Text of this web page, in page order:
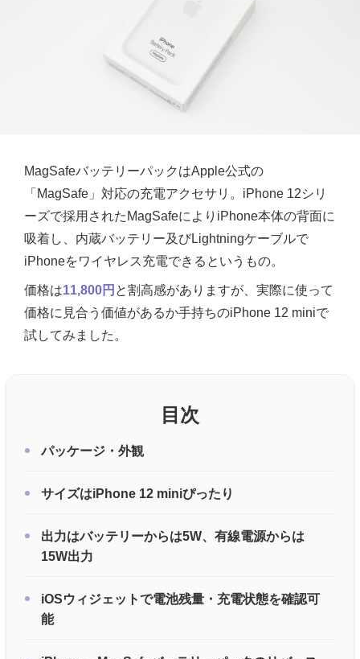
MagSafeバッテリーパックはApple公式の
「MagSafe」対応の充電アクセサリ。iPhone 12シリ
ーズで採用されたMagSafeによりiPhone本体の背面に
吸着し、内蔵バッテリー及びLightningケーブルで
iPhoneをワイヤレス充電できるというもの。
価格は11,800円 と割高感がありますが、実際に使って
価格に見合う価値があるか手持ちのiPhone 12 miniで
試してみました。
目次
パッケージ・外観
サイズはiPhone 12 miniぴったり
出力はバッテリーからは5W、有線電源からは
15W出力
iOSウィジェットで電池残量・充電状態を確認可
能